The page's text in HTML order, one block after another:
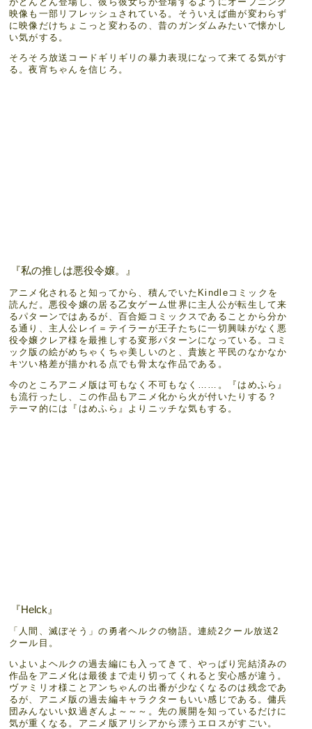
映像も一部リフレッシュされている。そういえば曲が変わらず
に映像だけちょこっと変わるの、昔のガンダムみたいで懐かし
い気がする。
そろそろ放送コードギリギリの暴力表現になって来てる気がす
る。夜宵ちゃんを信じろ。
『私の推しは悪役令嬢。』
アニメ化されると知ってから、積んでいたKindleコミックを
読んだ。悪役令嬢の居る乙女ゲーム世界に主人公が転生して来
るパターンではあるが、百合姫コミックスであることから分か
る通り、主人公レイ＝テイラーが王子たちに一切興味がなく悪
役令嬢クレア様を最推しする変形パターンになっている。コミ
ック版の絵がめちゃくちゃ美しいのと、貴族と平民のなかなか
キツい格差が描かれる点でも骨太な作品である。
今のところアニメ版は可もなく不可もなく……。『はめふら』
も流行ったし、この作品もアニメ化から火が付いたりする？
テーマ的には『はめふら』よりニッチな気もする。
『Helck』
「人間、滅ぼそう」の勇者ヘルクの物語。連続2クール放送2
クール目。
いよいよヘルクの過去編にも入ってきて、やっぱり完結済みの
作品をアニメ化は最後まで走り切ってくれると安心感が違う。
ヴァミリオ様ことアンちゃんの出番が少なくなるのは残念であ
るが、アニメ版の過去編キャラクターもいい感じである。傭兵
団みんないい奴過ぎんよ～～～。先の展開を知っているだけに
気が重くなる。アニメ版アリシアから漂うエロスがすごい。